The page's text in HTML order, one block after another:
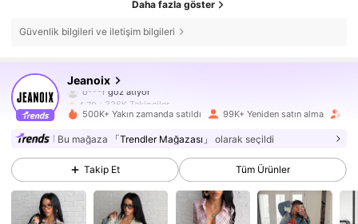
Daha fazla göster
Güvenlik bilgileri ve iletişim bilgileri
Jeanoix
o***rgöz atıyor
4,79
336K Takipçiler
4,79 336K Takipçiler
4,79 336K Takipçiler
336K Takipçiler
500K+ Yakın zamanda satıldı 99K+ Yeniden satın alma
Bu mağaza 「Trendler Mağazası」 olarak seçildi
Takip Et Tüm Ürünler